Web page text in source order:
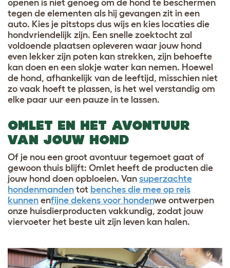
openen is niet genoeg om de hond te beschermen
tegen de elementen als hij gevangen zit in een
auto. Kies je pitstops dus wijs en kies locaties die
hondvriendelijk zijn. Een snelle zoektocht zal
voldoende plaatsen opleveren waar jouw hond
even lekker zijn poten kan strekken, zijn behoefte
kan doen en een slokje water kan nemen. Hoewel
de hond, afhankelijk van de leeftijd, misschien niet
zo vaak hoeft te plassen, is het wel verstandig om
elke paar uur een pauze in te lassen.
OMLET EN HET AVONTUUR
VAN JOUW HOND
Of je nou een groot avontuur tegemoet gaat of
gewoon thuis blijft: Omlet heeft de producten die
jouw hond doen opbloeien. Van superzachte
hondenmanden tot benches die mee op reis
kunnen enfijne dekens voor hondenwe ontwerpen
onze huisdierproducten vakkundig, zodat jouw
viervoeter het beste uit zijn leven kan halen.